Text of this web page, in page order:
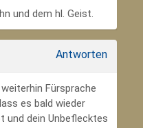
und dem hl. Geist.
Antworten
Fürsprache
es bald wieder
und dein Unbeflecktes